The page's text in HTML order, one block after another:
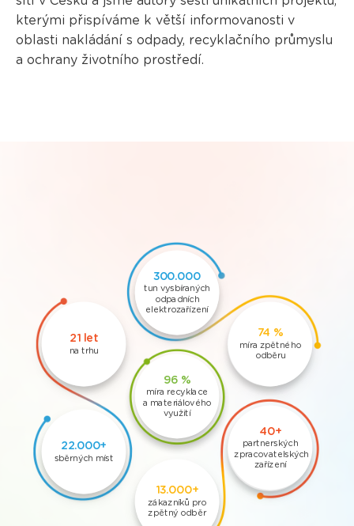
kterými přispíváme k větší informovanosti v
oblasti nakládání s odpady, recyklačního průmyslu
a ochrany životního prostředí.
21 let
na trhu
22.000+
sběrných míst
300.000
tun vysbíraných
odpadních
elektrozařízení
96 %
míra recyklace
a materiálového
využití
13.000+
zákazníků pro
zpětný odběr
74 %
míra zpětného
odběru
40+
partnerských
zpracovatelských
zařízení